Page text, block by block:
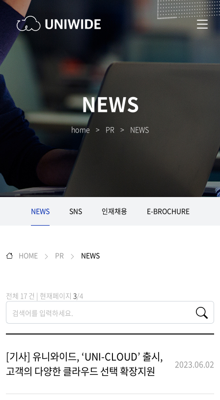
NEWS
home > PR > NEWS
NEWS SNS 인재채용 E-BROCHURE
HOME PR NEWS
전체 17 건 | 현재페이지 3/4
[기사] 유니와이드, ‘UNI-CLOUD’ 출시,
고객의 다양한 클라우드 선택 확장지원
2023.06.02